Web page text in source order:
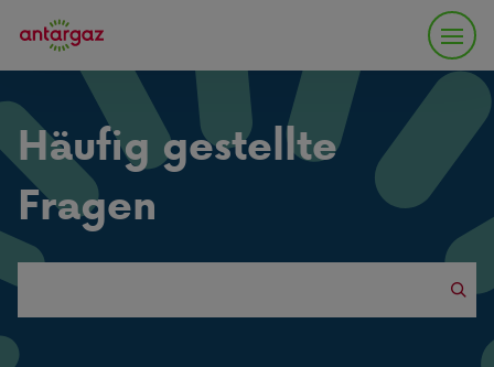
Häufig gestellte
Fragen